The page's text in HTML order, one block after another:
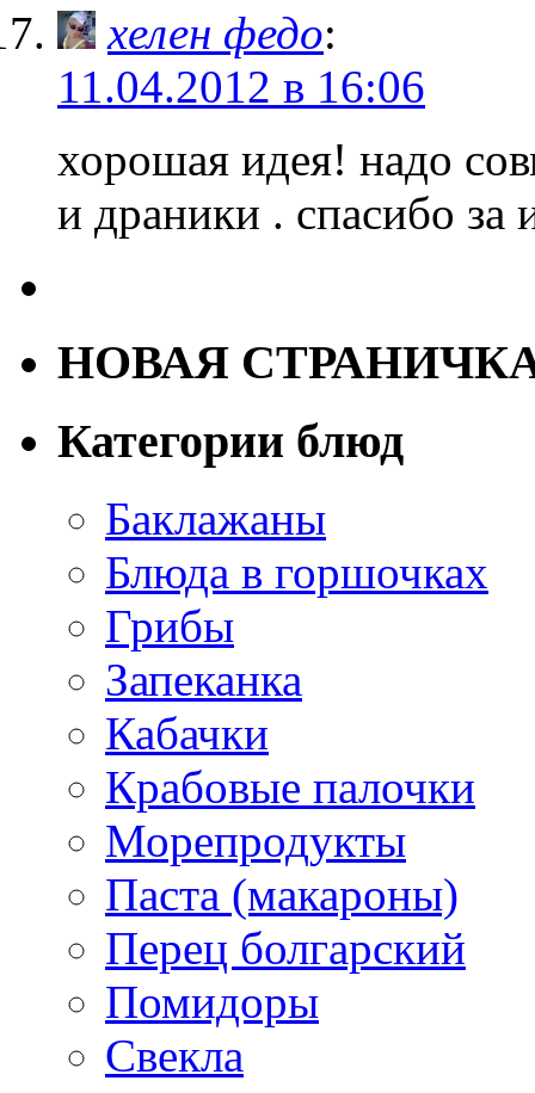
хелен федо:
11.04.2012 в 16:06
хорошая идея! надо
и драники . спасибо
НОВАЯ
Категории блюд
Баклажаны
Блюда в горшочках
Грибы
Запеканка
Кабачки
Крабовые палочки
Морепродукты
Паста (макароны)
Перец болгарский
Помидоры
Свекла